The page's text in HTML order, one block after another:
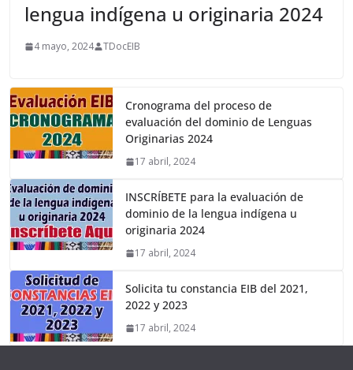
lengua indígena u originaria 2024
4 mayo, 2024 TDocEIB
Cronograma del proceso de
evaluación del dominio de Lenguas
Originarias 2024
17 abril, 2024
INSCRÍBETE para la evaluación de
dominio de la lengua indígena u
originaria 2024
17 abril, 2024
Solicita tu constancia EIB del 2021,
2022 y 2023
17 abril, 2024